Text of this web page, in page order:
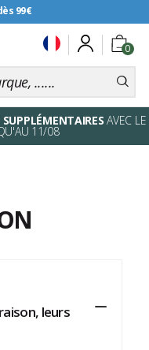
99€
0
AVEC LE
11/08
leurs